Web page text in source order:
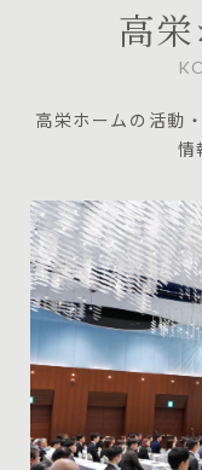
高
高栄ホームの活動
情